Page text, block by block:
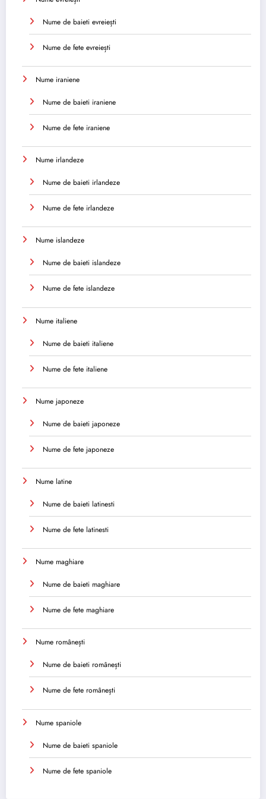
Nume de baieti evreiești
Nume de fete evreiești
Nume iraniene
Nume de baieti iraniene
Nume de fete iraniene
Nume irlandeze
Nume de baieti irlandeze
Nume de fete irlandeze
Nume islandeze
Nume de baieti islandeze
Nume de fete islandeze
Nume italiene
Nume de baieti italiene
Nume de fete italiene
Nume japoneze
Nume de baieti japoneze
Nume de fete japoneze
Nume latine
Nume de baieti latinesti
Nume de fete latinesti
Nume maghiare
Nume de baieti maghiare
Nume de fete maghiare
Nume românești
Nume de baieti românești
Nume de fete românești
Nume spaniole
Nume de baieti spaniole
Nume de fete spaniole